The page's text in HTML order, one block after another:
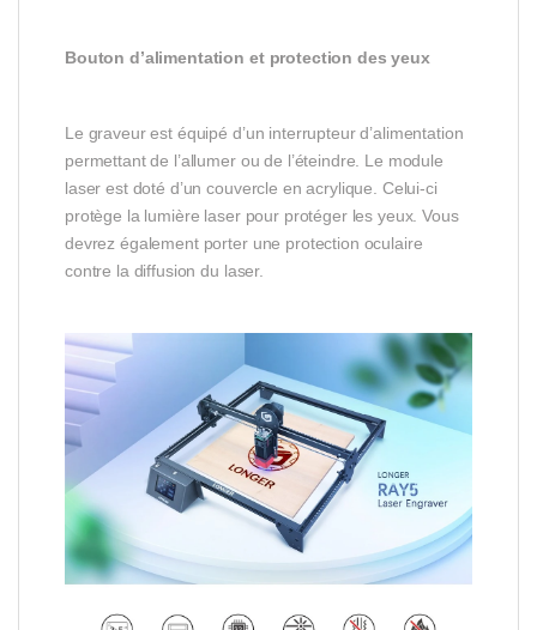
Bouton d’alimentation et protection des yeux
Le graveur est équipé d’un interrupteur d’alimentation
permettant de l’allumer ou de l’éteindre. Le module
laser est doté d’un couvercle en acrylique. Celui-ci
protège la lumière laser pour protéger les yeux. Vous
devrez également porter une protection oculaire
contre la diffusion du laser.